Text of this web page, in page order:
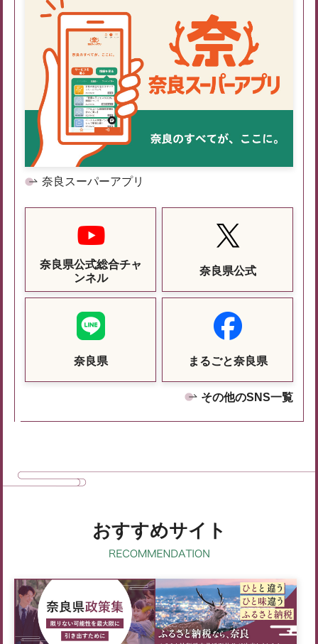
奈良スーパーアプリ
奈良県公式総合チャ
ンネル
奈良県公式
奈良県 まるごと奈良県
その他のSNS一覧
おすすめサイト